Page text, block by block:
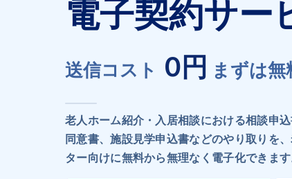
電子契約サー
送信コスト 0円 まずは無
老人ホーム紹介・入居相談における相談申
同意書、施設見学申込書などのやり取りを
ター向けに無料から無理なく電子化できます